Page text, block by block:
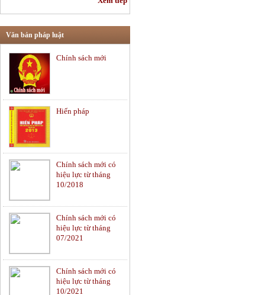
Soạn thảo hợp đồng
Tư vấn pháp luật lao
Tư vấn pháp luật
Chứng khoán và thị
trường vốn
Tư vấn pháp luật Dân
sự
Ngân hàng và Bảo
hiểm
Văn bản pháp luật
Chính sách mới
Hiến pháp
Chính sách mới có
hiệu lực từ tháng
10/2018
Chính sách mới có
hiệu lực từ tháng
07/2021
Chính sách mới có
hiệu lực từ tháng
10/2021